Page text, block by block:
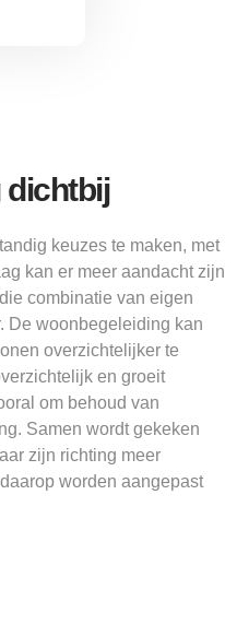
dichtbij
keuzes te maken, met
kan er meer aandacht zijn
combinatie van eigen
De woonbegeleiding kan
overzichtelijker te
en groeit
om behoud van
Samen wordt gekeken
zijn richting meer
worden aangepast